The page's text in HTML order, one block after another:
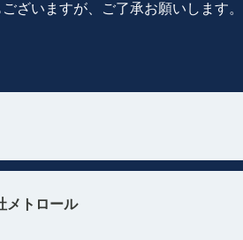
ざいますが、ご了承お願いします。
メトロール